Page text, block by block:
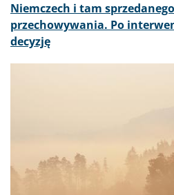
Niemczech i tam
przechowywania. Po
decyzję